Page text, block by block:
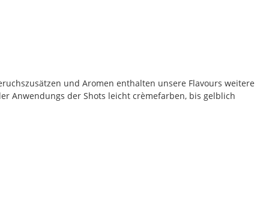
und Aromen enthalten unsere Flavours weitere
Anwendungs der Shots leicht crèmefarben, bis gelblich